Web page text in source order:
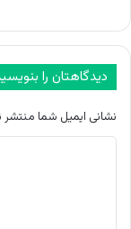
دیدگاهتان را
نشانی ایمیل شما